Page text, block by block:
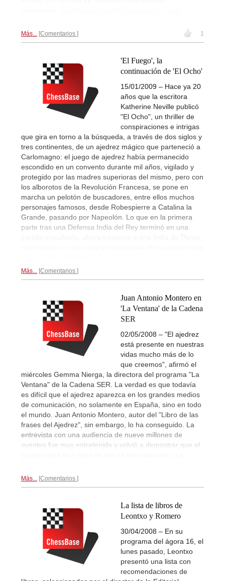
Más... Comentarios 1
'El Fuego', la
continuación de 'El Ocho'
15/01/2009 – Hace ya 20
años que la escritora
Katherine Neville publicó
"El Ocho", un thriller de
conspiraciones e intrigas
que gira en torno a la búsqueda, a través de dos siglos y
tres continentes, de un ajedrez mágico que parteneció a
Carlomagno: el juego de ajedrez había permanecido
escondido en un convento durante mil años, vigilado y
protegido por las madres superioras del mismo, pero con
los alborotos de la Revolución Francesa, se pone en
marcha un pelotón de buscadores, entre ellos muchos
personajes famosos, desde Robespierre a Catalina la
Grande, pasando por Napeolón. Lo que en la primera
parte tras una Defensa India del Rey terminó en una
Más... Comentarios
Juan Antonio Montero en
'La Ventana' de la Cadena
SER
02/05/2008 – "El ajedrez
está presente en nuestras
vidas mucho más de lo
que creemos", afirmó el
miércoles Gemma Nierga, la directora del programa "La
Ventana" de la Cadena SER. La verdad es que todavía
es difícil que el ajedrez aparezca en los grandes medios
de comunicación, no solamente en España, sino en todo
el mundo. Juan Antonio Montero, autor del "Libro de las
frases del Ajedrez", sin embargo, lo ha conseguido. La
entrevista con una audiencia de nueve millones de
oyentes fue muy entretenida y volvió a demostrar que el
Más... Comentarios
La lista de libros de
Leontxo y Romero
30/04/2008 – En su
programa del ágora 16, el
lunes pasado, Leontxo
presentó una lista con
recomendaciones de